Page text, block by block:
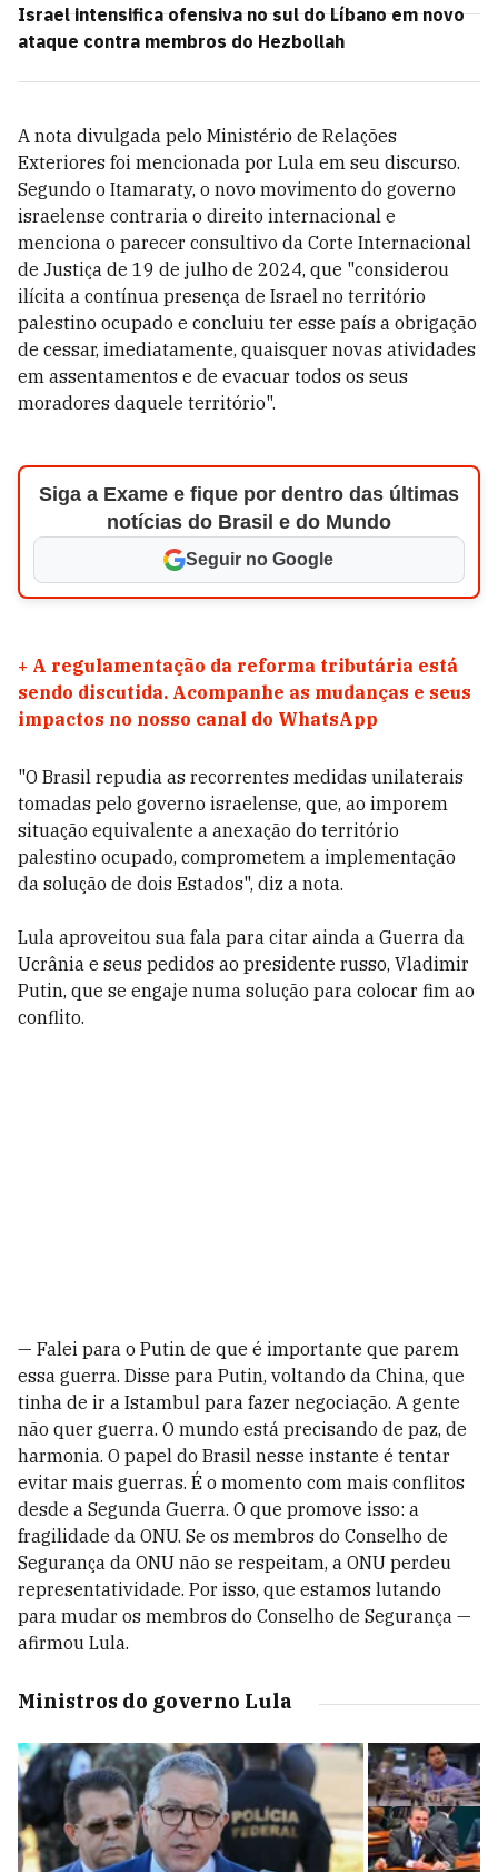
Israel intensifica ofensiva no sul do Líbano em novo
ataque contra membros do Hezbollah
A nota divulgada pelo Ministério de Relações
Exteriores foi mencionada por Lula em seu discurso.
Segundo o Itamaraty, o novo movimento do governo
israelense contraria o direito internacional e
menciona o parecer consultivo da Corte Internacional
de Justiça de 19 de julho de 2024, que "considerou
ilícita a contínua presença de Israel no território
palestino ocupado e concluiu ter esse país a obrigação
de cessar, imediatamente, quaisquer novas atividades
em assentamentos e de evacuar todos os seus
moradores daquele território".
Siga a Exame e fique por dentro das últimas
notícias do Brasil e do Mundo
Seguir no Google
+ A regulamentação da reforma tributária está
sendo discutida. Acompanhe as mudanças e seus
impactos no nosso canal do WhatsApp
"O Brasil repudia as recorrentes medidas unilaterais
tomadas pelo governo israelense, que, ao imporem
situação equivalente a anexação do território
palestino ocupado, comprometem a implementação
da solução de dois Estados", diz a nota.
Lula aproveitou sua fala para citar ainda a Guerra da
Ucrânia e seus pedidos ao presidente russo, Vladimir
Putin, que se engaje numa solução para colocar fim ao
conflito.
— Falei para o Putin de que é importante que parem
essa guerra. Disse para Putin, voltando da China, que
tinha de ir a Istambul para fazer negociação. A gente
não quer guerra. O mundo está precisando de paz, de
harmonia. O papel do Brasil nesse instante é tentar
evitar mais guerras. É o momento com mais conflitos
desde a Segunda Guerra. O que promove isso: a
fragilidade da ONU. Se os membros do Conselho de
Segurança da ONU não se respeitam, a ONU perdeu
representatividade. Por isso, que estamos lutando
para mudar os membros do Conselho de Segurança —
afirmou Lula.
Ministros do governo Lula